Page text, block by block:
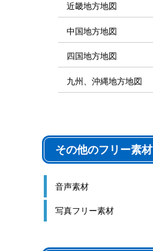
近畿地方地図
中国地方地図
四国地方地図
九州、沖縄地方地図
その他のフリー素材
音声素材
写真フリー素材